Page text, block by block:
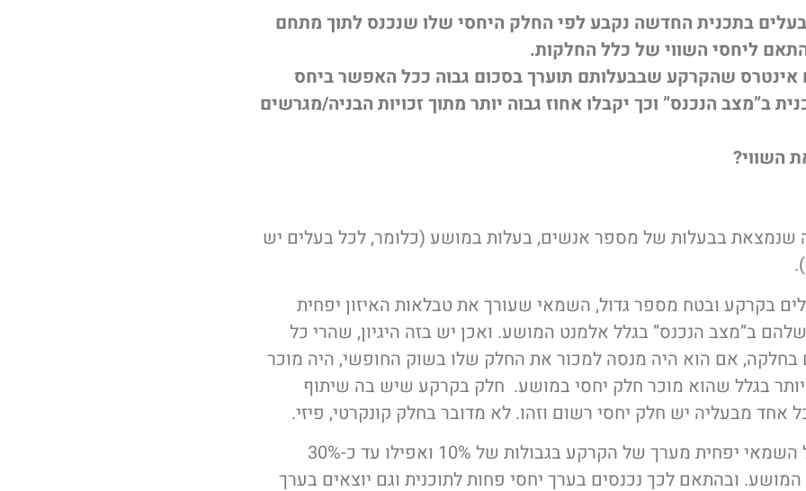
בתכנית החדשה נקבע לפי החלק היחסי שלו שנכנס לתוך מתחם
ליחסי השווי של כלל החלקות.
אינטרס שהקרקע שבבעלותם תוערך בסכום גבוה ככל האפשר ביחס
ב”מצב הנכנס” וכך יקבלו אחוז גבוה יותר מתוך זכויות הבניה/מגרשים
השווי?
שנמצאת בבעלות של מספר אנשים, בעלות במושע (כלומר, לכל בעלים יש
בקרקע ובטח מספר גדול, השמאי שעורך את טבלאות האיזון יפחית
ב”מצב הנכנס” בגלל אלמנט המושע. ואכן יש בזה היגיון, שהרי כל
אם הוא היה מנסה למכור את החלק שלו בשוק החופשי, היה מוכר
יותר בגלל שהוא מוכר חלק יחסי במושע. חלק בקרקע שיש בה שיתוף
אחד מבעליה יש חלק יחסי רשום וזהו. לא מדובר בחלק קונקרטי, פיזי.
במצב כזה בדרך כלל השמאי יפחית מערך של הקרקע בגבולות של 10% ואפילו עד כ-30%
ובהתאם לכך נכנסים בערך יחסי פחות לתוכנית וגם יוצאים בערך